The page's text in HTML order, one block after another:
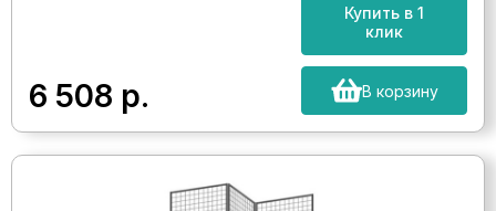
6 508 р.
Купить в 1
клик
В корзину